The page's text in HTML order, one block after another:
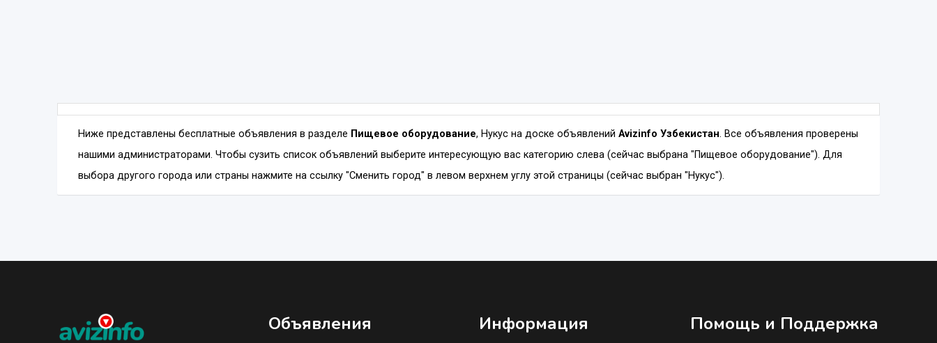
Ниже представлены бесплатные объявления в разделе Пищевое оборудование, Нукус на доске объявлений Avizinfo Узбекистан. Все объявления проверены
нашими администраторами. Чтобы сузить список объявлений выберите интересующую вас категорию слева (сейчас выбрана "Пищевое оборудование"). Для
выбора другого города или страны нажмите на ссылку "Сменить город" в левом верхнем углу этой страницы (сейчас выбран "Нукус").
Объявления Информация Помощь и Поддержка